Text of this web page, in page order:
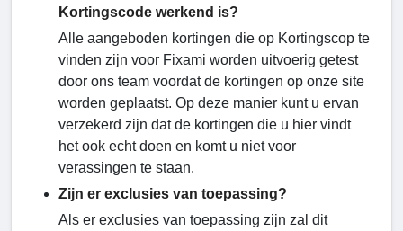
Kortingscode werkend is?
Alle aangeboden kortingen die op Kortingscop te
vinden zijn voor Fixami worden uitvoerig getest
door ons team voordat de kortingen op onze site
worden geplaatst. Op deze manier kunt u ervan
verzekerd zijn dat de kortingen die u hier vindt
het ook echt doen en komt u niet voor
verassingen te staan.
Zijn er exclusies van toepassing?
Als er exclusies van toepassing zijn zal dit